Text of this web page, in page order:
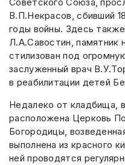
Советского Союза,
В.П.Некрасов, сбивший
годы войны. Здесь
Л.А.Савостин, памятник
стилизован под
заслуженный врач
в реабилитации детей
Недалеко от кладбища,
расположена Церковь
Богородицы,
выполнена из красного
ней проводятся